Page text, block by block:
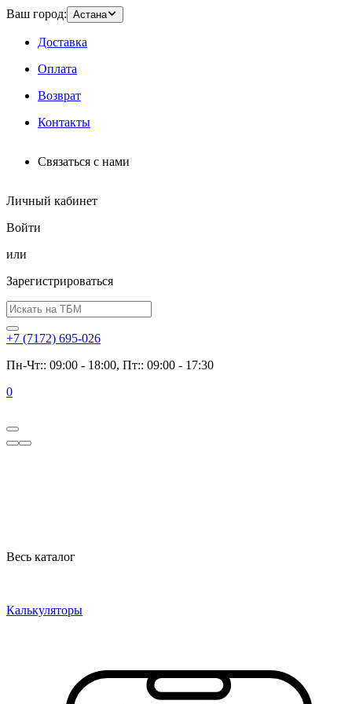
Ваш город: Астана
Доставка
Оплата
Возврат
Контакты
Связаться с нами
Личный кабинет
Войти
или
Зарегистрироваться
+7 (7172) 695-026
Пн-Чт:: 09:00 - 18:00, Пт:: 09:00 - 17:30
0
Весь каталог
Калькуляторы